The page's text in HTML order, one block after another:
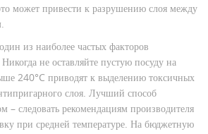
может привести к разрушению слоя между
из наиболее частых факторов
не оставляйте пустую посуду на
240°C приводят к выделению токсичных
слоя. Лучший способ
– следовать рекомендациям производителя
при средней температуре. На бюджетную